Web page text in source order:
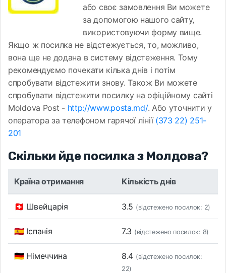
або своє замовлення Ви можете
за допомогою нашого сайту,
використовуючи форму вище.
Якщо ж посилка не відстежується, то, можливо,
вона ще не додана в систему відстеження. Тому
рекомендуємо почекати кілька днів і потім
спробувати відстежити знову. Також Ви можете
спробувати відстежити посилку на офіційному сайті
Moldova Post - http://www.posta.md/. Або уточнити у
оператора за телефоном гарячої лінії (373 22) 251-
201
Скільки йде посилка з Молдова?
Країна отримання Кількість днів
🇨🇭 Швейцарія 3.5 (відстежено посилок: 2)
🇪🇸 Іспанія 7.3 (відстежено посилок: 8)
🇩🇪 Німеччина 8.4 (відстежено посилок:
22)